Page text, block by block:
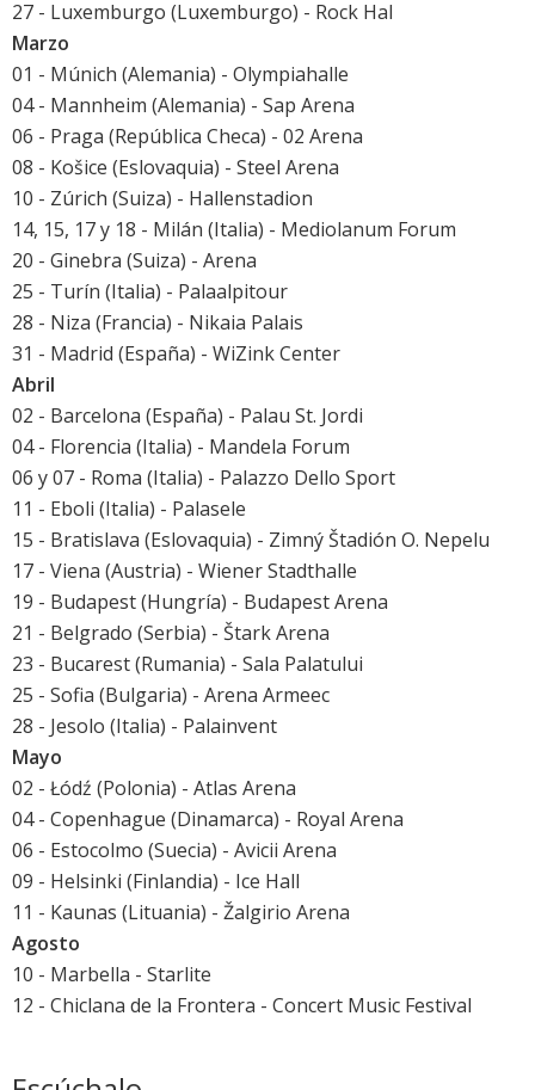
27 - Luxemburgo (Luxemburgo) - Rock Hal
Marzo
01 - Múnich (Alemania) - Olympiahalle
04 - Mannheim (Alemania) - Sap Arena
06 - Praga (República Checa) - 02 Arena
08 - Košice (Eslovaquia) - Steel Arena
10 - Zúrich (Suiza) - Hallenstadion
14, 15, 17 y 18 - Milán (Italia) - Mediolanum Forum
20 - Ginebra (Suiza) - Arena
25 - Turín (Italia) - Palaalpitour
28 - Niza (Francia) - Nikaia Palais
31 - Madrid (España) - WiZink Center
Abril
02 - Barcelona (España) - Palau St. Jordi
04 - Florencia (Italia) - Mandela Forum
06 y 07 - Roma (Italia) - Palazzo Dello Sport
11 - Eboli (Italia) - Palasele
15 - Bratislava (Eslovaquia) - Zimný Štadión O. Nepelu
17 - Viena (Austria) - Wiener Stadthalle
19 - Budapest (Hungría) - Budapest Arena
21 - Belgrado (Serbia) - Štark Arena
23 - Bucarest (Rumania) - Sala Palatului
25 - Sofia (Bulgaria) - Arena Armeec
28 - Jesolo (Italia) - Palainvent
Mayo
02 - Łódź (Polonia) - Atlas Arena
04 - Copenhague (Dinamarca) - Royal Arena
06 - Estocolmo (Suecia) - Avicii Arena
09 - Helsinki (Finlandia) - Ice Hall
11 - Kaunas (Lituania) - Žalgirio Arena
Agosto
10 - Marbella - Starlite
12 - Chiclana de la Frontera - Concert Music Festival